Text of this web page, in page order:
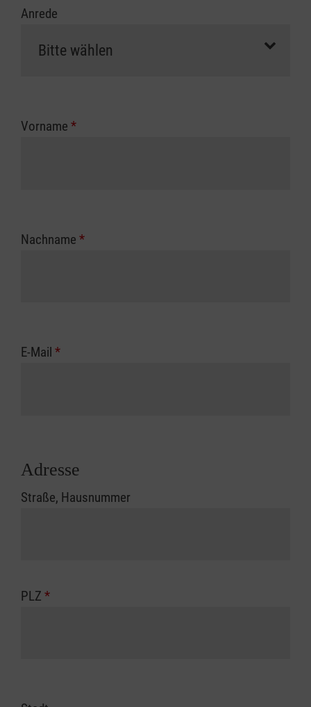
Anrede
Vorname *
Nachname *
E-Mail *
Adresse
Straße, Hausnummer
PLZ *